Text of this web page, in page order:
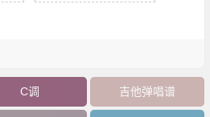
C调 吉他弹唱谱